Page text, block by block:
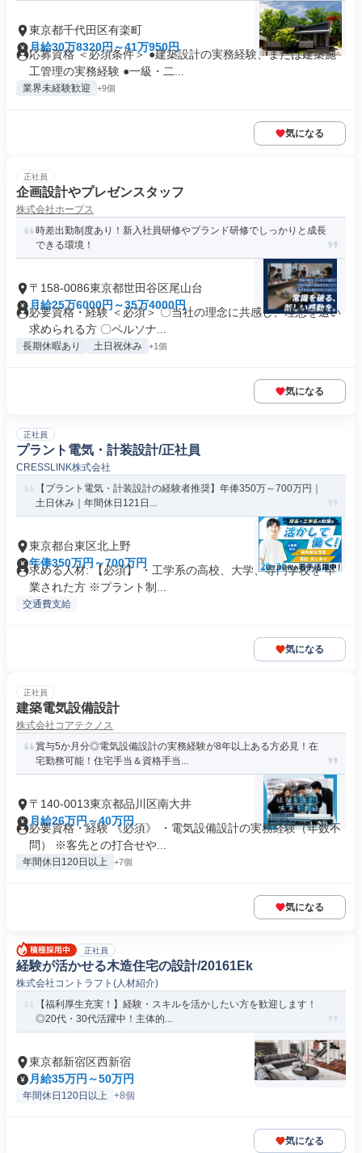
東京都千代田区有楽町
月給30万8320円～41万950円
応募資格 ＜必須条件＞ ●建築設計の実務経験、または建築施
工管理の実務経験 ●一級・二...
業界未経験歓迎 +9個
気になる
正社員
企画設計やプレゼンスタッフ
株式会社ホープス
時差出勤制度あり！新入社員研修やブランド研修でしっかりと成長
できる環境！
〒158-0086東京都世田谷区尾山台
月給25万6000円～35万4000円
必要資格・経験 ＜必須＞ 〇当社の理念に共感し、理想を追い
求められる方 〇ペルソナ...
長期休暇あり 土日祝休み +1個
気になる
正社員
プラント電気・計装設計/正社員
CRESSLINK株式会社
【プラント電気・計装設計の経験者推奨】年俸350万～700万円｜
土日休み｜年間休日121日...
東京都台東区北上野
年俸350万円～700万円
求める人材: 【必須】 ・工学系の高校、大学、専門学校を 卒
業された方 ※プラント制...
交通費支給
気になる
正社員
建築電気設備設計
株式会社コアテクノス
賞与5か月分◎電気設備設計の実務経験が8年以上ある方必見！在
宅勤務可能！住宅手当＆資格手当...
〒140-0013東京都品川区南大井
月給26万円～40万円
必要資格・経験 《必須》 ・電気設備設計の実務経験（年数不
問） ※客先との打合せや...
年間休日120日以上 +7個
気になる
正社員
経験が活かせる木造住宅の設計/20161Ek
株式会社コントラフト(人材紹介)
【福利厚生充実！】経験・スキルを活かしたい方を歓迎します！
◎20代・30代活躍中！主体的...
東京都新宿区西新宿
月給35万円～50万円
年間休日120日以上 +8個
気になる